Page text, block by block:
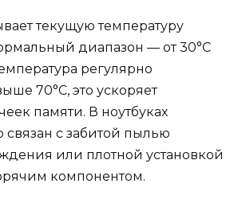
текущую температуру
диапазон — от 30°C
регулярно
70°C, это ускоряет
памяти. В ноутбуках
связан с забитой пылью
или плотной установкой
компонентом.